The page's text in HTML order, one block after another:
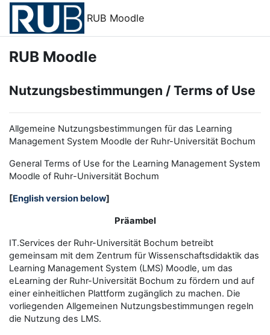
Zum Hauptinhalt
RUB Moodle
RUB Moodle
Nutzungsbestimmungen / Terms of Use
Allgemeine Nutzungsbestimmungen für das Learning
Management System Moodle der Ruhr-Universität Bochum
General Terms of Use for the Learning Management System
Moodle of Ruhr-Universität Bochum
[English version below]
Präambel
IT.Services der Ruhr-Universität Bochum betreibt
gemeinsam mit dem Zentrum für Wissenschaftsdidaktik das
Learning Management System (LMS) Moodle, um das
eLearning der Ruhr-Universität Bochum zu fördern und auf
einer einheitlichen Plattform zugänglich zu machen. Die
vorliegenden Allgemeinen Nutzungsbestimmungen regeln
die Nutzung des LMS.